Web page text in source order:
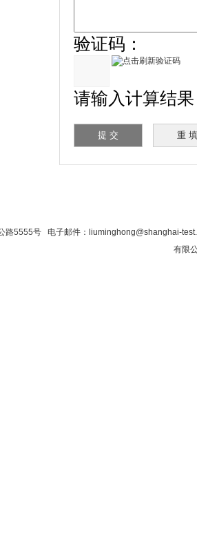
验证码：
请输入计算结果
公路5555号 电子邮件：liuminghong@shanghai-
有限公